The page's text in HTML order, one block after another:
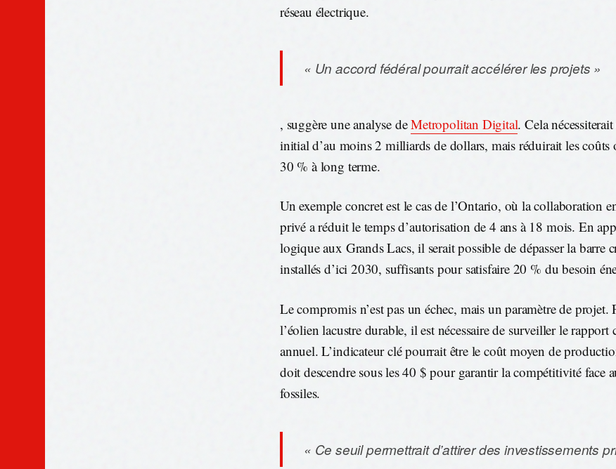
réseau électrique.
« Un accord fédéral pourrait accélérer les projets »
, suggère une analyse deMetropolitan Digital. Cela
initial d’au moins 2 milliards de dollars, mais réduirait les coûts
30 % à long terme.
Un exemple concret est le cas de l’Ontario, où la collaboration
privé a réduit le temps d’autorisation de 4 ans à 18 mois. En
logique aux Grands Lacs, il serait possible de dépasser la barre
installés d’ici 2030, suffisants pour satisfaire 20 % du besoin
Le compromis n’est pas un échec, mais un paramètre de projet.
l’éolien lacustre durable, il est nécessaire de surveiller le rapport
annuel. L’indicateur clé pourrait être le coût moyen de
doit descendre sous les 40 $ pour garantir la compétitivité face
fossiles.
« Ce seuil permettrait d’attirer des investissements